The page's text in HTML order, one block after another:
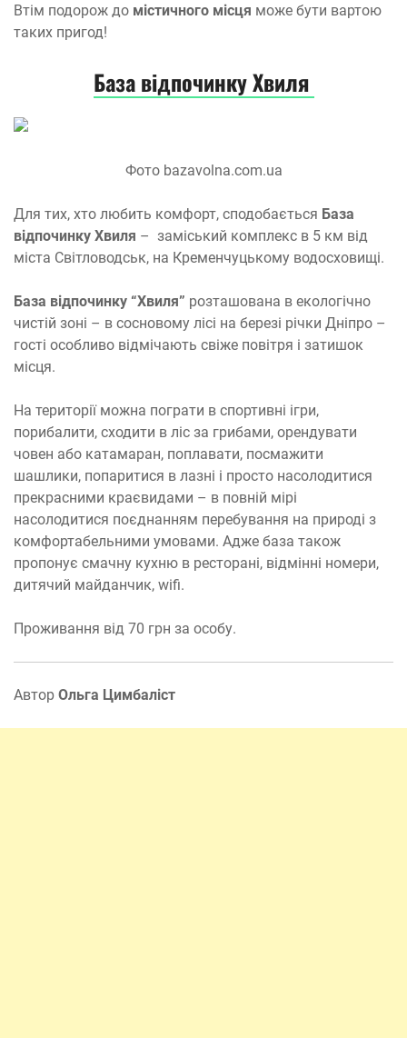
Втім подорож до містичного місця може бути вартою
таких пригод!
База відпочинку Хвиля
Фото bazavolna.com.ua
Для тих, хто любить комфорт, сподобається База
відпочинку Хвиля – заміський комплекс в 5 км від
міста Світловодськ, на Кременчуцькому водосховищі.
База відпочинку “Хвиля” розташована в екологічно
чистій зоні – в сосновому лісі на березі річки Дніпро –
гості особливо відмічають свіже повітря і затишок
місця.
На території можна пограти в спортивні ігри,
порибалити, сходити в ліс за грибами, орендувати
човен або катамаран, поплавати, посмажити
шашлики, попаритися в лазні і просто насолодитися
прекрасними краєвидами – в повній мірі
насолодитися поєднанням перебування на природі з
комфортабельними умовами. Адже база також
пропонує смачну кухню в ресторані, відмінні номери,
дитячий майданчик, wifi.
Проживання від 70 грн за особу.
Автор Ольга Цимбаліст